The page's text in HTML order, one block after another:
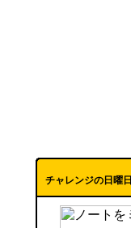
チャレンジの日曜日